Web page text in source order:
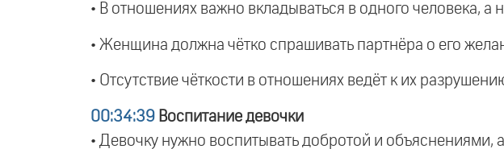
• В отношениях важно вкладываться в одного человека, а
• Женщина должна чётко спрашивать партнёра о его
• Отсутствие чёткости в отношениях ведёт к их
00:34:39 Воспитание девочки
• Девочку нужно воспитывать добротой и объяснениями,